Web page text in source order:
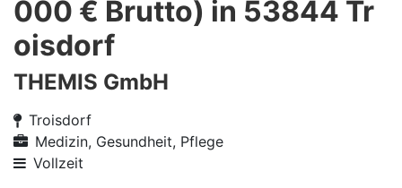
000 € Brutto) in 53844 Tr
oisdorf
THEMIS GmbH
Troisdorf
Medizin, Gesundheit, Pflege
Vollzeit